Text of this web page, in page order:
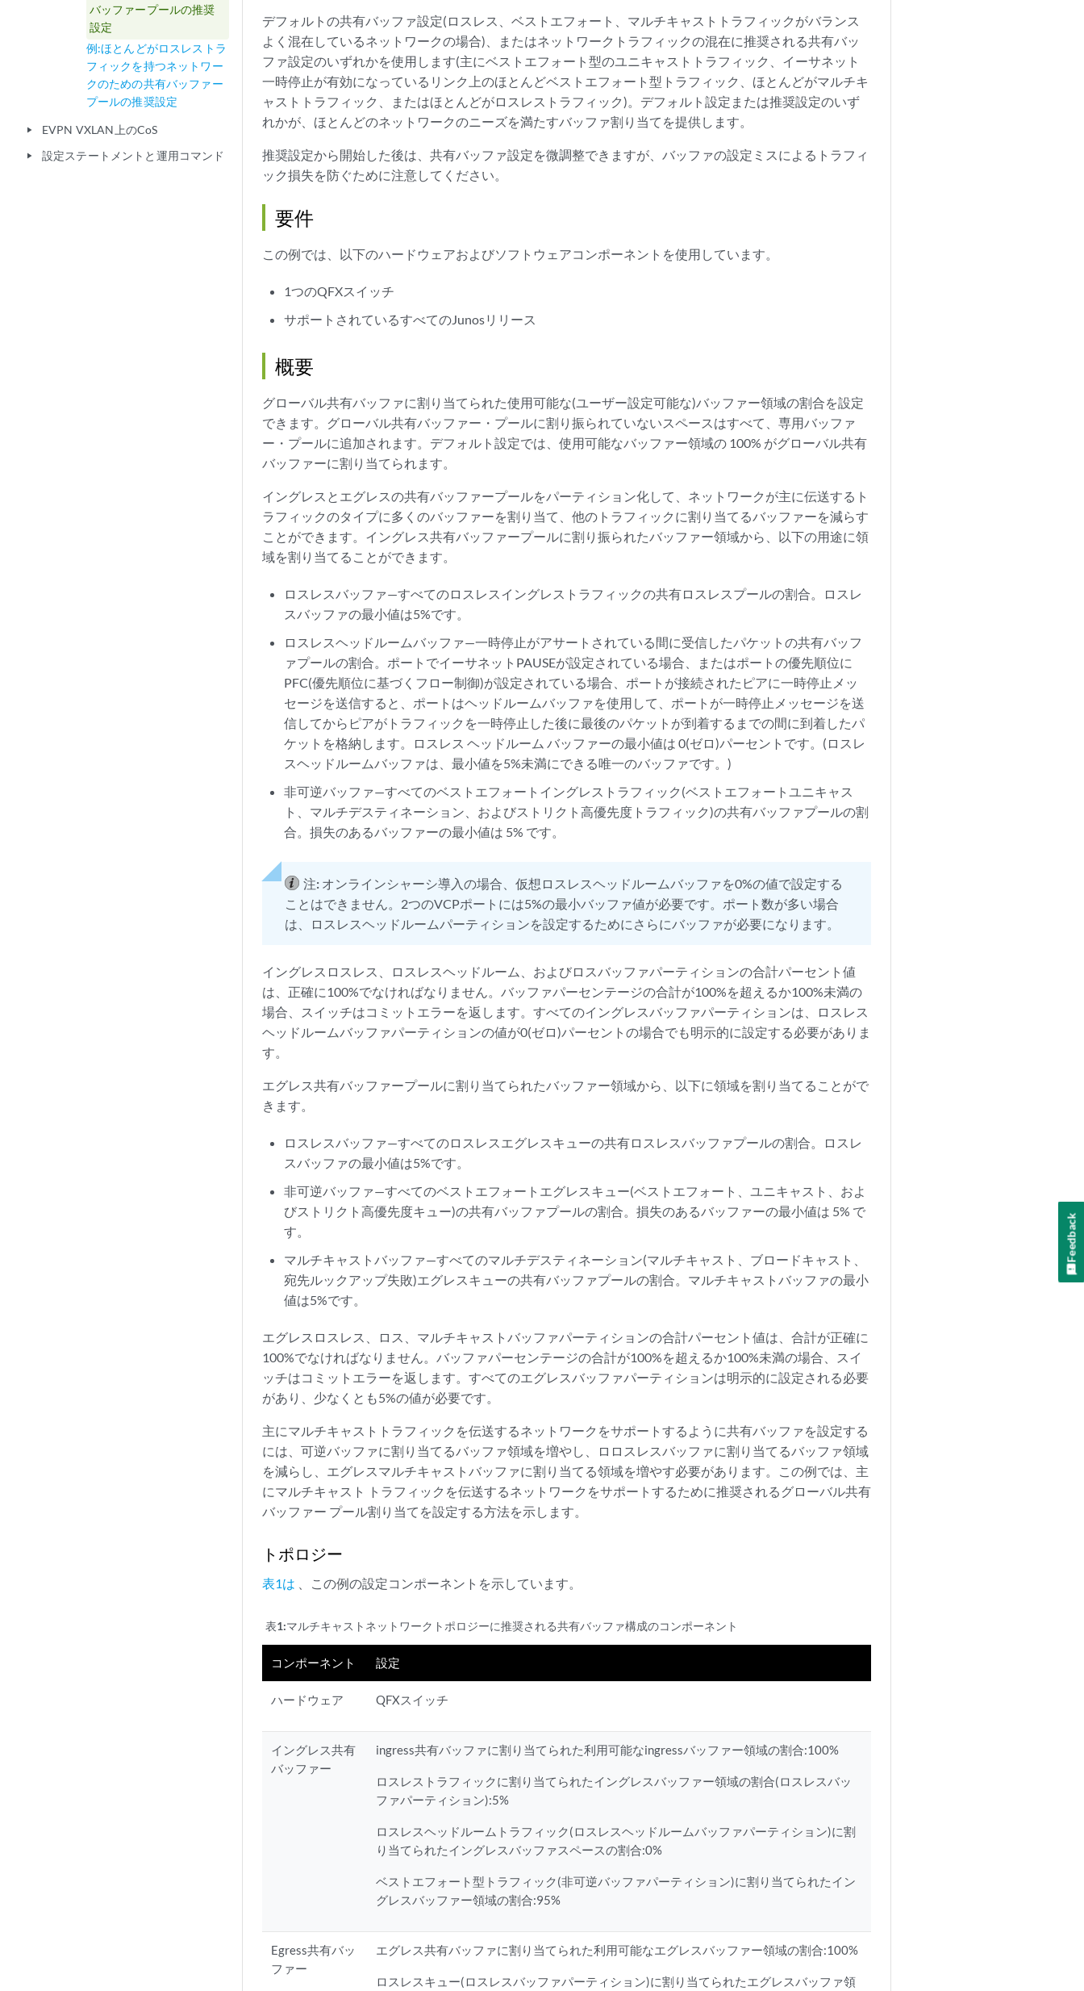
バッファープールの推奨
設定
例:ほとんどがロスレストラ
フィックを持つネットワー
クのための共有バッファー
プールの推奨設定
play_arrow EVPN VXLAN上のCoS
play_arrow 設定ステートメントと運用コマンド
デフォルトの共有バッファ設定(ロスレス、ベストエフォート、マルチキャストトラフィックがバランス
よく混在しているネットワークの場合)、またはネットワークトラフィックの混在に推奨される共有バッ
ファ設定のいずれかを使用します(主にベストエフォート型のユニキャストトラフィック、イーサネット
一時停止が有効になっているリンク上のほとんどベストエフォート型トラフィック、ほとんどがマルチキ
ャストトラフィック、またはほとんどがロスレストラフィック)。デフォルト設定または推奨設定のいず
れかが、ほとんどのネットワークのニーズを満たすバッファ割り当てを提供します。
推奨設定から開始した後は、共有バッファ設定を微調整できますが、バッファの設定ミスによるトラフィ
ック損失を防ぐために注意してください。
要件
この例では、以下のハードウェアおよびソフトウェアコンポーネントを使用しています。
1つのQFXスイッチ
サポートされているすべてのJunosリリース
概要
グローバル共有バッファに割り当てられた使用可能な(ユーザー設定可能な)バッファー領域の割合を設定
できます。グローバル共有バッファー・プールに割り振られていないスペースはすべて、専用バッファ
ー・プールに追加されます。デフォルト設定では、使用可能なバッファー領域の 100% がグローバル共有
バッファーに割り当てられます。
イングレスとエグレスの共有バッファープールをパーティション化して、ネットワークが主に伝送するト
ラフィックのタイプに多くのバッファーを割り当て、他のトラフィックに割り当てるバッファーを減らす
ことができます。イングレス共有バッファープールに割り振られたバッファー領域から、以下の用途に領
域を割り当てることができます。
ロスレスバッファ—すべてのロスレスイングレストラフィックの共有ロスレスプールの割合。ロスレ
スバッファの最小値は5%です。
ロスレスヘッドルームバッファ—一時停止がアサートされている間に受信したパケットの共有バッフ
ァプールの割合。ポートでイーサネットPAUSEが設定されている場合、またはポートの優先順位に
PFC(優先順位に基づくフロー制御)が設定されている場合、ポートが接続されたピアに一時停止メッ
セージを送信すると、ポートはヘッドルームバッファを使用して、ポートが一時停止メッセージを送
信してからピアがトラフィックを一時停止した後に最後のパケットが到着するまでの間に到着したパ
ケットを格納します。ロスレス ヘッドルーム バッファーの最小値は 0(ゼロ)パーセントです。(ロスレ
スヘッドルームバッファは、最小値を5%未満にできる唯一のバッファです。)
非可逆バッファ—すべてのベストエフォートイングレストラフィック(ベストエフォートユニキャス
ト、マルチデスティネーション、およびストリクト高優先度トラフィック)の共有バッファプールの割
合。損失のあるバッファーの最小値は 5% です。
注: オンラインシャーシ導入の場合、仮想ロスレスヘッドルームバッファを0%の値で設定する
ことはできません。2つのVCPポートには5%の最小バッファ値が必要です。ポート数が多い場合
は、ロスレスヘッドルームパーティションを設定するためにさらにバッファが必要になります。
イングレスロスレス、ロスレスヘッドルーム、およびロスバッファパーティションの合計パーセント値
は、正確に100%でなければなりません。バッファパーセンテージの合計が100%を超えるか100%未満の
場合、スイッチはコミットエラーを返します。すべてのイングレスバッファパーティションは、ロスレス
ヘッドルームバッファパーティションの値が0(ゼロ)パーセントの場合でも明示的に設定する必要がありま
す。
エグレス共有バッファープールに割り当てられたバッファー領域から、以下に領域を割り当てることがで
きます。
ロスレスバッファ—すべてのロスレスエグレスキューの共有ロスレスバッファプールの割合。ロスレ
スバッファの最小値は5%です。
非可逆バッファ—すべてのベストエフォートエグレスキュー(ベストエフォート、ユニキャスト、およ
びストリクト高優先度キュー)の共有バッファプールの割合。損失のあるバッファーの最小値は 5% で
す。
マルチキャストバッファ—すべてのマルチデスティネーション(マルチキャスト、ブロードキャスト、
宛先ルックアップ失敗)エグレスキューの共有バッファプールの割合。マルチキャストバッファの最小
値は5%です。
エグレスロスレス、ロス、マルチキャストバッファパーティションの合計パーセント値は、合計が正確に
100%でなければなりません。バッファパーセンテージの合計が100%を超えるか100%未満の場合、スイ
ッチはコミットエラーを返します。すべてのエグレスバッファパーティションは明示的に設定される必要
があり、少なくとも5%の値が必要です。
主にマルチキャストトラフィックを伝送するネットワークをサポートするように共有バッファを設定する
には、可逆バッファに割り当てるバッファ領域を増やし、ロロスレスバッファに割り当てるバッファ領域
を減らし、エグレスマルチキャストバッファに割り当てる領域を増やす必要があります。この例では、主
にマルチキャスト トラフィックを伝送するネットワークをサポートするために推奨されるグローバル共有
バッファー プール割り当てを設定する方法を示します。
トポロジー
表1は 、この例の設定コンポーネントを示しています。
表1:マルチキャストネットワークトポロジーに推奨される共有バッファ構成のコンポーネント
コンポーネント 設定
ハードウェア QFXスイッチ
イングレス共有
バッファー
ingress共有バッファに割り当てられた利用可能なingressバッファー領域の割合:100%
ロスレストラフィックに割り当てられたイングレスバッファー領域の割合(ロスレスバッ
ファパーティション):5%
ロスレスヘッドルームトラフィック(ロスレスヘッドルームバッファパーティション)に割
り当てられたイングレスバッファスペースの割合:0%
ベストエフォート型トラフィック(非可逆バッファパーティション)に割り当てられたイン
グレスバッファー領域の割合:95%
Egress共有バッ
ファー
エグレス共有バッファに割り当てられた利用可能なエグレスバッファー領域の割合:100%
ロスレスキュー(ロスレスバッファパーティション)に割り当てられたエグレスバッファ領
Feedback